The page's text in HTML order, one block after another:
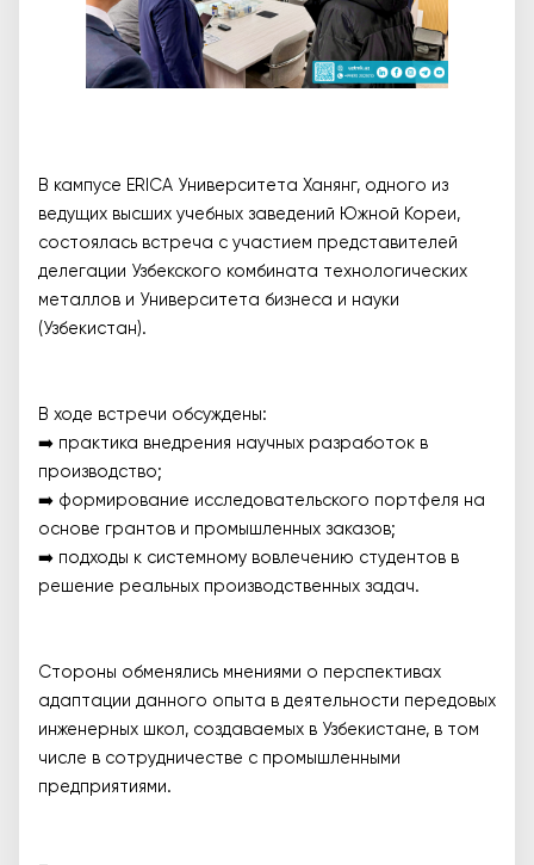
В кампусе ERICA Университета Ханянг, одного из
ведущих высших учебных заведений Южной Кореи,
состоялась встреча с участием представителей
делегации Узбекского комбината технологических
металлов и Университета бизнеса и науки
(Узбекистан).
В ходе встречи обсуждены:
➡️ практика внедрения научных разработок в
производство;
➡️ формирование исследовательского портфеля на
основе грантов и промышленных заказов;
➡️ подходы к системному вовлечению студентов в
решение реальных производственных задач.
Стороны обменялись мнениями о перспективах
адаптации данного опыта в деятельности передовых
инженерных школ, создаваемых в Узбекистане, в том
числе в сотрудничестве с промышленными
предприятиями.